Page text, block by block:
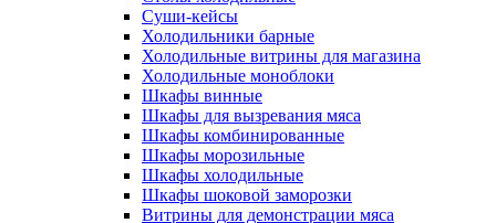
Суши-кейсы
Холодильники барные
Холодильные витрины для магазина
Холодильные моноблоки
Шкафы винные
Шкафы для вызревания мяса
Шкафы комбинированные
Шкафы морозильные
Шкафы холодильные
Шкафы шоковой заморозки
Витрины для демонстрации мяса